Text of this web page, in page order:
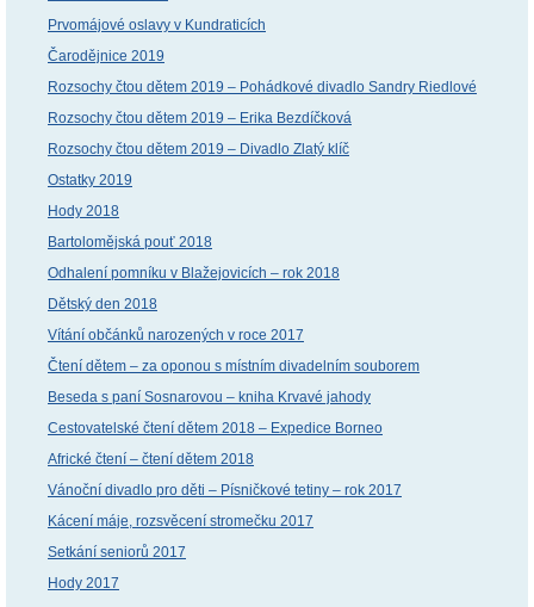
Prvomájové oslavy v Kundraticích
Čarodějnice 2019
Rozsochy čtou dětem 2019 – Pohádkové divadlo Sandry Riedlové
Rozsochy čtou dětem 2019 – Erika Bezdíčková
Rozsochy čtou dětem 2019 – Divadlo Zlatý klíč
Ostatky 2019
Hody 2018
Bartolomějská pouť 2018
Odhalení pomníku v Blažejovicích – rok 2018
Dětský den 2018
Vítání občánků narozených v roce 2017
Čtení dětem – za oponou s místním divadelním souborem
Beseda s paní Sosnarovou – kniha Krvavé jahody
Cestovatelské čtení dětem 2018 – Expedice Borneo
Africké čtení – čtení dětem 2018
Vánoční divadlo pro děti – Písničkové tetiny – rok 2017
Kácení máje, rozsvěcení stromečku 2017
Setkání seniorů 2017
Hody 2017